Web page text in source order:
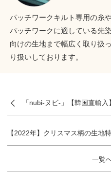
パッチワークキルト専用の糸
パッチワークに適している先
向けの生地まで幅広く取り扱
り扱いしております。
「nubi-ヌビ-」【韓国直輸
一覧
【2022年】クリスマス柄の生地